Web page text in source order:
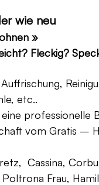
wie neu
»
Fleckig?
etc..
professionelle
vom Gratis –
Cassina,
Frau,